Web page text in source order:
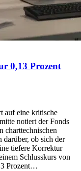
0,13 Prozent
auf eine kritische
notiert der Fonds
charttechnischen
ob sich der
tiefere Korrektur
Schlusskurs von
Prozent…